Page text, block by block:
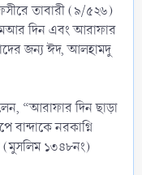
তাবারী (৯/৫২৬)
দিন এবং আরাফার
জন্য ঈদ, আলহামদু
নরকাগ্নি
(মুসলিম ১৩৪৮নং)